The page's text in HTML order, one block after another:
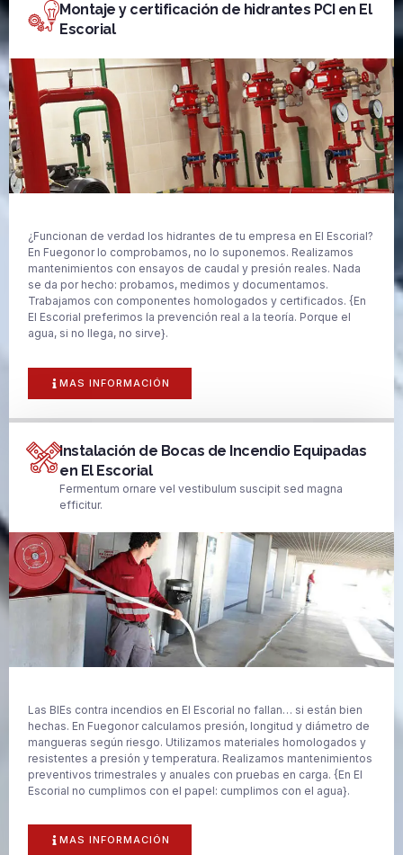
Montaje y certificación de hidrantes PCI en El
Escorial
¿Funcionan de verdad los hidrantes de tu empresa en El Escorial?
En Fuegonor lo comprobamos, no lo suponemos. Realizamos
mantenimientos con ensayos de caudal y presión reales. Nada
se da por hecho: probamos, medimos y documentamos.
Trabajamos con componentes homologados y certificados. {En
El Escorial preferimos la prevención real a la teoría. Porque el
agua, si no llega, no sirve}.
MAS INFORMACIÓN
Instalación de Bocas de Incendio Equipadas
en El Escorial
Fermentum ornare vel vestibulum suscipit sed magna
efficitur.
Las BIEs contra incendios en El Escorial no fallan… si están bien
hechas. En Fuegonor calculamos presión, longitud y diámetro de
mangueras según riesgo. Utilizamos materiales homologados y
resistentes a presión y temperatura. Realizamos mantenimientos
preventivos trimestrales y anuales con pruebas en carga. {En El
Escorial no cumplimos con el papel: cumplimos con el agua}.
MAS INFORMACIÓN